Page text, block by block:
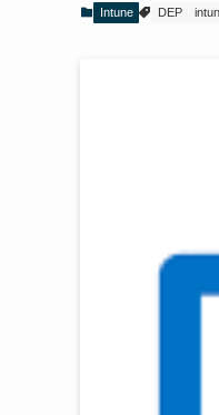
Intune DEP